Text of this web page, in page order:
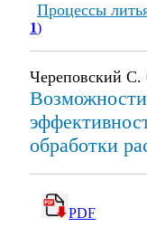
Процессы
1)
Череповский
обработки
PDF